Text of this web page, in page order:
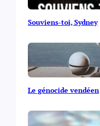
Souviens-toi, Sydney
Le génocide vendéen